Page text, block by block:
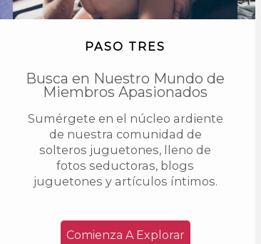
PASO TRES
Busca en Nuestro Mundo de
Miembros Apasionados
Sumérgete en el núcleo ardiente
de nuestra comunidad de
solteros juguetones, lleno de
fotos seductoras, blogs
juguetones y artículos íntimos.
Comienza A Explorar